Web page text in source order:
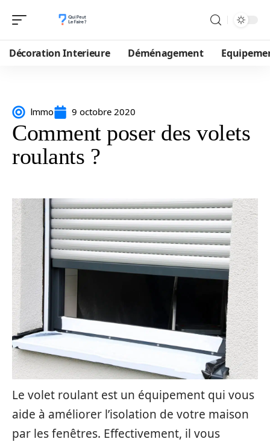
Décoration Interieure Déménagement
Immo 9 octobre 2020
Comment poser des volets
roulants ?
Le volet roulant est un équipement qui vous
aide à améliorer l’isolation de votre maison
par les fenêtres. Effectivement, il vous